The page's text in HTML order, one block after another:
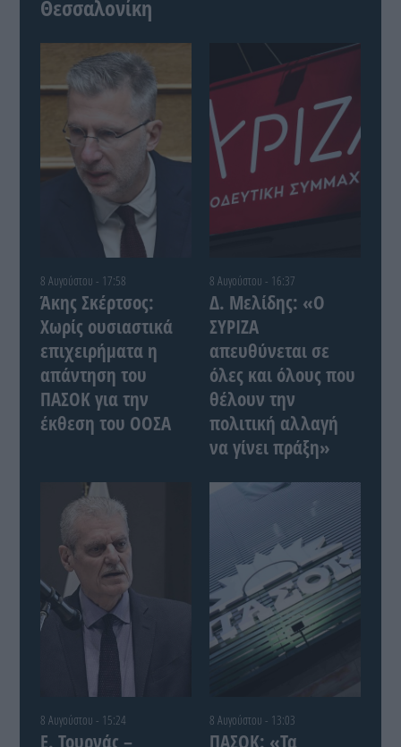
Θεσσαλονίκη
8 Αυγούστου - 17:58
Άκης Σκέρτσος:
Χωρίς ουσιαστικά
επιχειρήματα η
απάντηση του
ΠΑΣΟΚ για την
έκθεση του ΟΟΣΑ
8 Αυγούστου - 16:37
Δ. Μελίδης: «Ο
ΣΥΡΙΖΑ
απευθύνεται σε
όλες και όλους που
θέλουν την
πολιτική αλλαγή
να γίνει πράξη»
8 Αυγούστου - 15:24
Ε. Τουρνάς –
8 Αυγούστου - 13:03
ΠΑΣΟΚ: «Τα